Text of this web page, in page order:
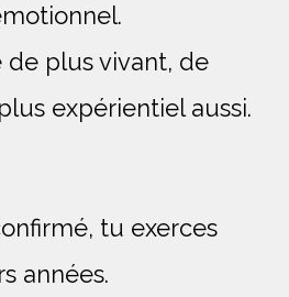
de plus vivant, de
expérientiel aussi.
tu exerces
années.